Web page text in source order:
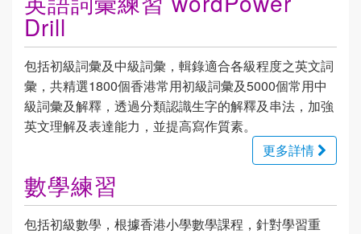
Drill
包括初級詞彙及中級詞彙，輯錄適合各級程度之英文詞
彙，共精選1800個香港常用初級詞彙及5000個常用中
級詞彙及解釋，透過分類認識生字的解釋及串法，加強
英文理解及表達能力，並提高寫作質素。
更多詳情
數學練習
包括初級數學，根據香港小學數學課程，針對學習重